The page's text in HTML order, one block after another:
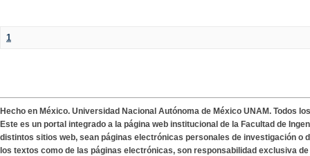
1
Hecho en México. Universidad Nacional Autónoma de México UNAM. Todos
Este es un portal integrado a la página web institucional de la Facultad de
distintos sitios web, sean páginas electrónicas personales de investigación o
los textos como de las páginas electrónicas, son responsabilidad exclusiva